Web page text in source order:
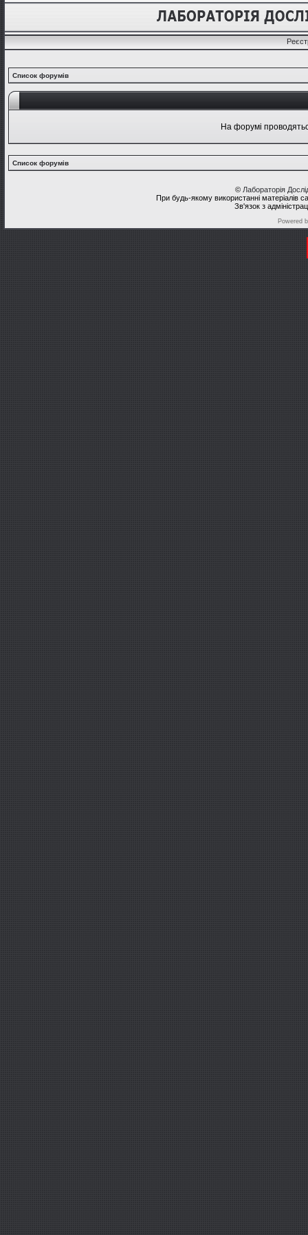
Список форумів
На форумі
Список форумів
© Лабораторія
При будь-якому використанні матеріалів
Зв'язок з
Powered